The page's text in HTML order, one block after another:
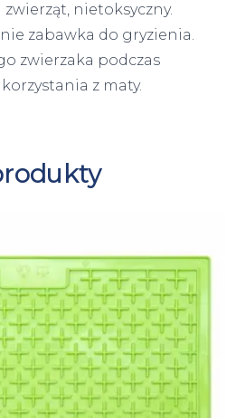
nietoksyczny.
zabawka do gryzienia.
zwierzaka podczas
z maty.